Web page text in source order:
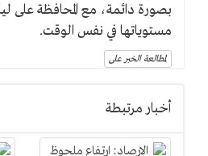
بصورة دائمة، مع المحافظة على
مستوياتها في نفس الوقت.
لمطالعة الخبر على
أخبار مرتبطة